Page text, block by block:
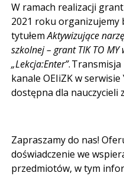
W ramach realizacji
2021 roku organizujemy
tytułemAktywizujące
szkolnej – grant TIK TO MY
„Lekcja:Enter”.
kanale OEIiZK w
dostępna dla nauczycieli
Zapraszamy do nas!
doświadczenie we
przedmiotów, w tym